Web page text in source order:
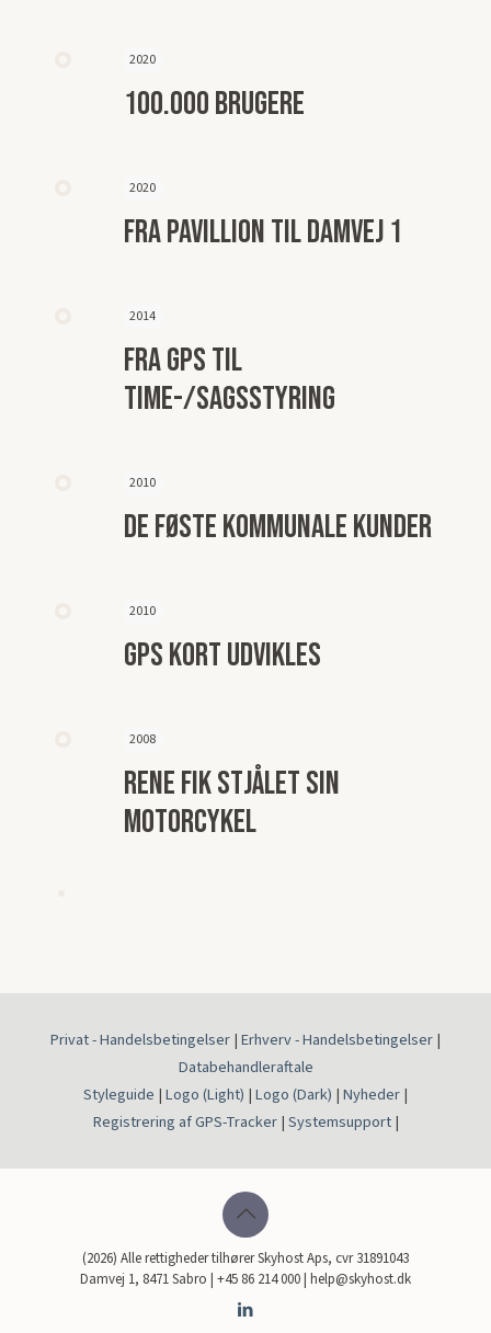
2020
100.000 brugere
2020
fra pavillion til damvej 1
2014
fra gps til
time-/sagsstyring
2010
de føste kommunale kunder
2010
gps kort udvikles
2008
Rene fik stjålet sin
motorcykel
Privat - Handelsbetingelser|Erhverv - Handelsbetingelser|
Databehandleraftale
Styleguide |Logo (Light) |Logo (Dark) |Nyheder|
Registrering af GPS-Tracker|Systemsupport|
(2026) Alle rettigheder tilhører Skyhost Aps, cvr 31891043
Damvej 1, 8471 Sabro | +45 86 214 000 | help@skyhost.dk